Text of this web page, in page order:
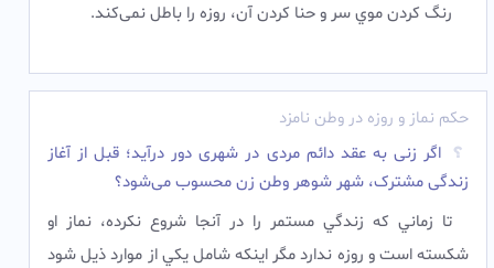
رنگ کردن موي سر و حنا کردن آن، روزه را باطل نمی‌کند.
حکم نماز و روزه در وطن نامزد
اگر زنی به عقد دائم مردی در شهری دور درآید؛ قبل از آغاز
زندگى مشترک، شهر شوهر وطن زن محسوب می‌شود؟
تا زماني که زندگي مستمر را در آنجا شروع نکرده، نماز او
شکسته است و روزه ندارد مگر اینکه شامل يکي از موارد ذیل شود